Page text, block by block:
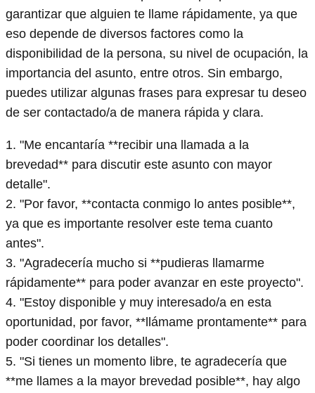
garantizar que alguien te llame rápidamente, ya que
eso depende de diversos factores como la
disponibilidad de la persona, su nivel de ocupación, la
importancia del asunto, entre otros. Sin embargo,
puedes utilizar algunas frases para expresar tu deseo
de ser contactado/a de manera rápida y clara.
1. "Me encantaría **recibir una llamada a la
brevedad** para discutir este asunto con mayor
detalle".
2. "Por favor, **contacta conmigo lo antes posible**,
ya que es importante resolver este tema cuanto
antes".
3. "Agradecería mucho si **pudieras llamarme
rápidamente** para poder avanzar en este proyecto".
4. "Estoy disponible y muy interesado/a en esta
oportunidad, por favor, **llámame prontamente** para
poder coordinar los detalles".
5. "Si tienes un momento libre, te agradecería que
**me llames a la mayor brevedad posible**, hay algo